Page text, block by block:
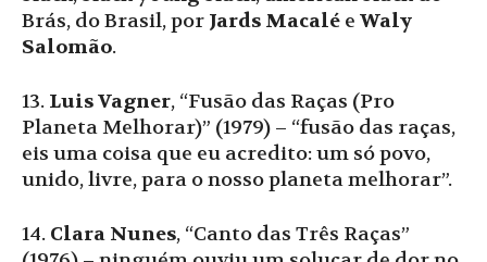
Brás, do Brasil, por Jards Macalé e Waly
Salomão.
13. Luis Vagner, “Fusão das Raças (Pro
Planeta Melhorar)” (1979) – “fusão das raças,
eis uma coisa que eu acredito: um só povo,
unido, livre, para o nosso planeta melhorar”.
14. Clara Nunes, “Canto das Três Raças”